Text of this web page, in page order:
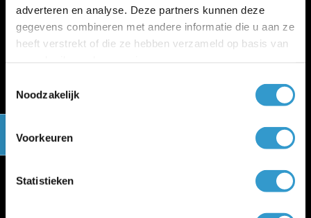
adverteren en analyse. Deze partners kunnen deze
gegevens combineren met andere informatie die u aan ze
heeft verstrekt of die ze hebben verzameld op basis van
Noodzakelijk
Voorkeuren
Statistieken